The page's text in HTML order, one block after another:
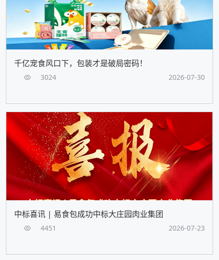
千亿宠食风口下，包装才是破局密码！
3024 2026-07-30
中标喜讯 | 易食包成功中标大庄园肉业集团
4451 2026-07-23